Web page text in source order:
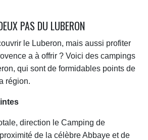
PAS DU LUBERON
le Luberon, mais aussi profiter
a à offrir ? Voici des campings
qui sont de formidables points de
région.
direction le Camping de
de la célèbre Abbaye et de